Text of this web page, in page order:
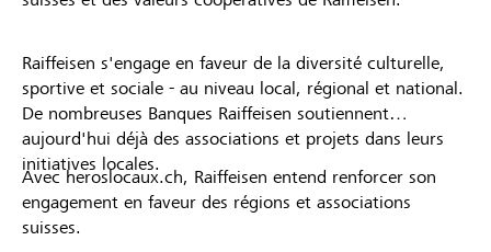
Raiffeisen s'engage en faveur de la diversité culturelle,
sportive et sociale - au niveau local, régional et national.
De nombreuses Banques Raiffeisen soutiennent
aujourd'hui déjà des associations et projets dans leurs
initiatives locales.
Avec heroslocaux.ch, Raiffeisen entend renforcer son
engagement en faveur des régions et associations
suisses.